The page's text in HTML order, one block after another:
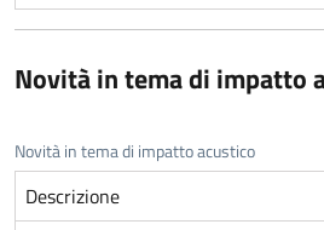
Novità in tema di impatto
Novità in tema di impatto acustico
Descrizione